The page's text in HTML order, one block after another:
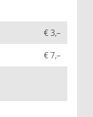
€ 3,–
€ 7,–